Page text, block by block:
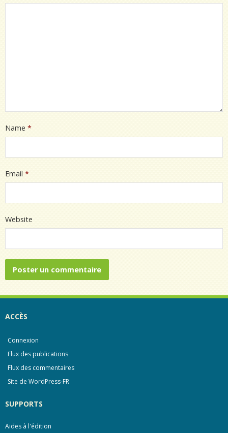
Name *
Email *
Website
ACCÈS
Connexion
Flux des publications
Flux des commentaires
Site de WordPress-FR
SUPPORTS
Aides à l'édition